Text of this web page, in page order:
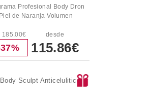
Profesional Body Dron
Piel de Naranja Volumen
185.00€ desde
115.86€